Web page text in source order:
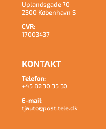
Uplandsgade 70
2300 København S
CVR:
17003437
KONTAKT
Telefon:
+45 82 30 35 30
E-mail:
tjauto@post.tele.dk